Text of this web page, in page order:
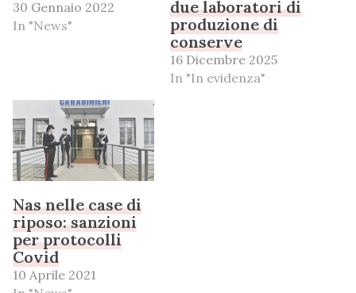
30 Gennaio 2022
In "News"
due laboratori di
produzione di
conserve
16 Dicembre 2025
In "In evidenza"
Nas nelle case di
riposo: sanzioni
per protocolli
Covid
10 Aprile 2021